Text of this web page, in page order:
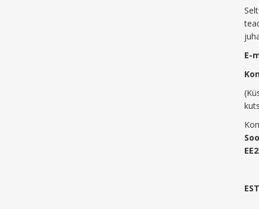
E-